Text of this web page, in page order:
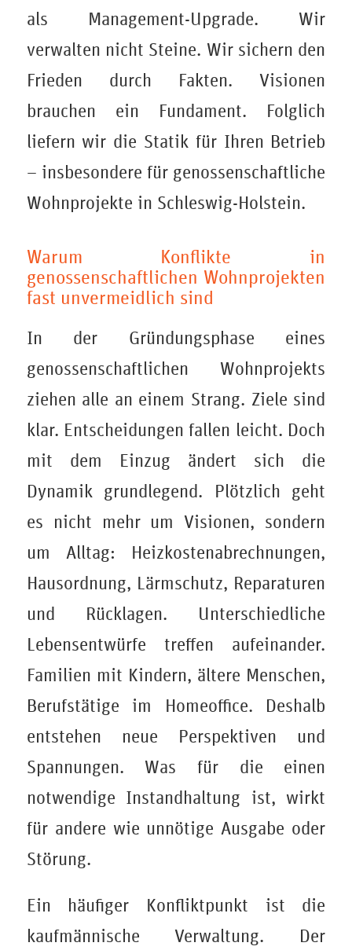
als Management-Upgrade. Wir
verwalten nicht Steine. Wir sichern den
Frieden durch Fakten. Visionen
brauchen ein Fundament. Folglich
liefern wir die Statik für Ihren Betrieb
– insbesondere für genossenschaftliche
Wohnprojekte in Schleswig-Holstein.
Warum Konflikte in
genossenschaftlichen Wohnprojekten
fast unvermeidlich sind
In der Gründungsphase eines
genossenschaftlichen Wohnprojekts
ziehen alle an einem Strang. Ziele sind
klar. Entscheidungen fallen leicht. Doch
mit dem Einzug ändert sich die
Dynamik grundlegend. Plötzlich geht
es nicht mehr um Visionen, sondern
um Alltag: Heizkostenabrechnungen,
Hausordnung, Lärmschutz, Reparaturen
und Rücklagen. Unterschiedliche
Lebensentwürfe treffen aufeinander.
Familien mit Kindern, ältere Menschen,
Berufstätige im Homeoffice. Deshalb
entstehen neue Perspektiven und
Spannungen. Was für die einen
notwendige Instandhaltung ist, wirkt
für andere wie unnötige Ausgabe oder
Störung.
Ein häufiger Konfliktpunkt ist die
kaufmännische Verwaltung. Der